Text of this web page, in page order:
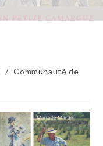
/ Communauté de